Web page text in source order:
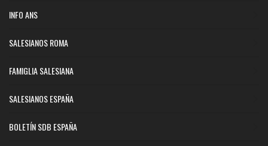
INFO ANS
SALESIANOS ROMA
FAMIGLIA SALESIANA
SALESIANOS ESPAÑA
BOLETÍN SDB ESPAÑA